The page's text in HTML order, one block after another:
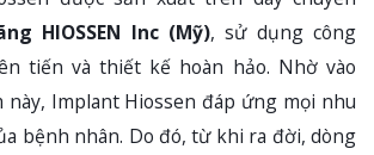
HIOSSEN Inc (Mỹ), sử dụng công
tiến và thiết kế hoàn hảo. Nhờ vào
này, Implant Hiossen đáp ứng mọi nhu
bệnh nhân. Do đó, từ khi ra đời, dòng